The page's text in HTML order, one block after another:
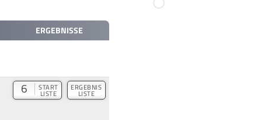
ERGEBNISSE
6 START
LISTE
ERGEBNIS
LISTE